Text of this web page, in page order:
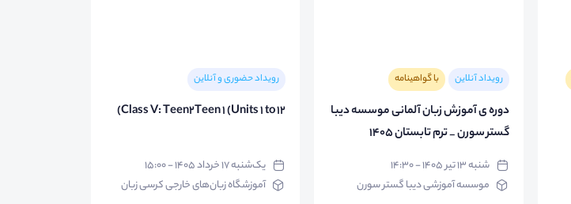
رویداد آنلاین با گواهینامه
دوره ی آموزش زبان آلمانی موسسه دیبا
گستر سورن _ ترم تابستان 1405
شنبه ۱۳ تیر ۱۴۰۵ - ۱۴:۳۰
موسسه آموزشی دیبا گستر سورن
رویداد حضوری و آنلاین
Class V: Teen2Teen 1 (Units 1 to 12)
یک‌شنبه ۱۷ خرداد ۱۴۰۵ - ۱۵:۰۰
آموزشگاه زبان‌های خارجی کرسی زبان